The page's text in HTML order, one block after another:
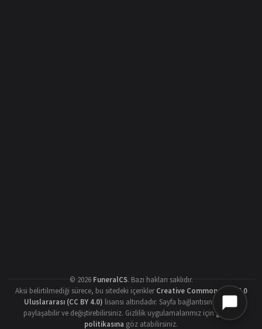
© 2026 FuneralCS. Bazı hakları saklıdır.
Aksi belirtilmediği sürece, bu sitedeki içeriklerCreative Commons Atıf 4.0
Uluslararası (CC BY 4.0) lisansı altındadır. Sayfa bağlantısını vererek
paylaşabilir ve değiştirebilirsiniz. Gizlilik uygulamalarımız içingizlilik
politikasına göz atabilirsiniz.